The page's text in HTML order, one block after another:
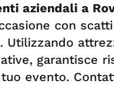
aziendali a
con
Utilizzando
garantisce
evento.